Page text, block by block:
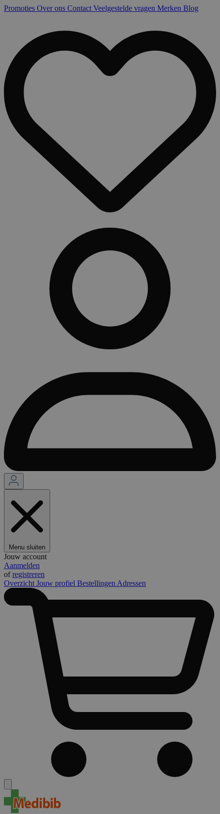
Promoties Over ons Contact Veelgestelde vragen Merken Blog
Menu sluiten
Jouw account
Aanmelden
ofregistreren
Overzicht Jouw profiel Bestellingen Adressen